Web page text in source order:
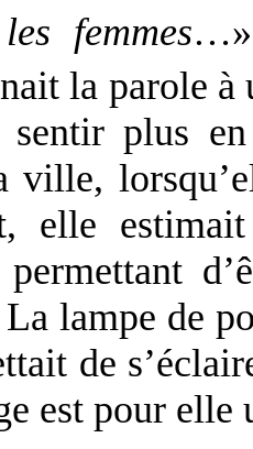
femmes
la parole
plus
ville,
elle
lampe de
de
est pour elle